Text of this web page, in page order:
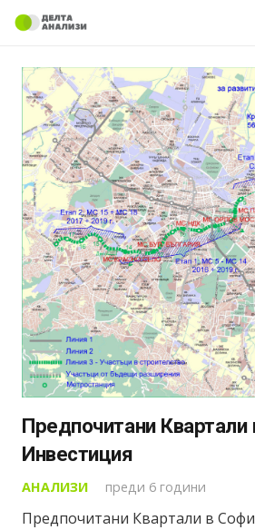
Предпочитани
Инвестиция
АНАЛИЗИ преди 6 години
Предпочитани Квартали в